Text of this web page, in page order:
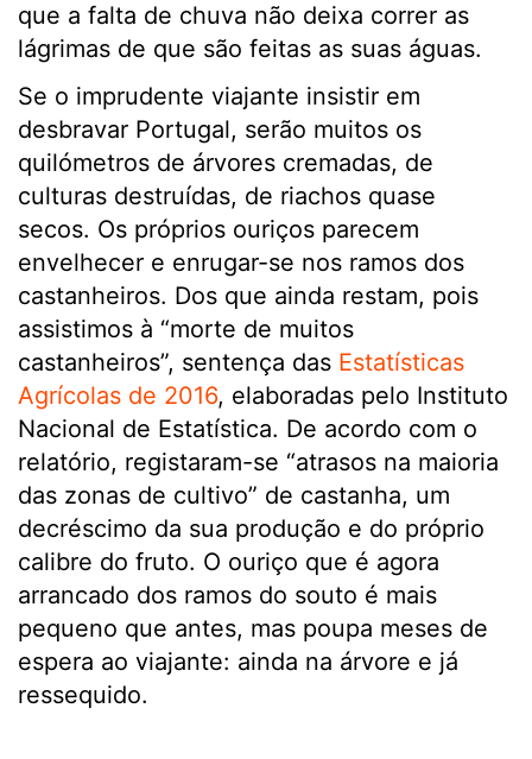
que a falta de chuva não deixa correr as
lágrimas de que são feitas as suas águas.
Se o imprudente viajante insistir em
desbravar Portugal, serão muitos os
quilómetros de árvores cremadas, de
culturas destruídas, de riachos quase
secos. Os próprios ouriços parecem
envelhecer e enrugar-se nos ramos dos
castanheiros. Dos que ainda restam, pois
assistimos à “morte de muitos
castanheiros”, sentença das Estatísticas
Agrícolas de 2016, elaboradas pelo Instituto
Nacional de Estatística. De acordo com o
relatório, registaram-se “atrasos na maioria
das zonas de cultivo” de castanha, um
decréscimo da sua produção e do próprio
calibre do fruto. O ouriço que é agora
arrancado dos ramos do souto é mais
pequeno que antes, mas poupa meses de
espera ao viajante: ainda na árvore e já
ressequido.